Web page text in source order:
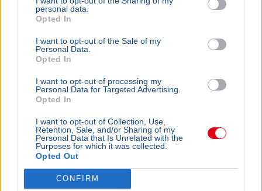
personal data.
Opted In
I want to opt-out of the Sale of my
Personal Data.
Opted In
I want to opt-out of processing my
Personal Data for Targeted Advertising.
Opted In
I want to opt-out of Collection, Use,
Retention, Sale, and/or Sharing of my
Personal Data that Is Unrelated with the
Purposes for which it was collected.
Opted Out
CONFIRM
Donald Trump
A hatóságok fegyverrel és lőszerekkel tartóztattak le
egy férfit Donald Trump kaliforniai golfklubjánál az elnök
látogatása előtt.Bővebben...